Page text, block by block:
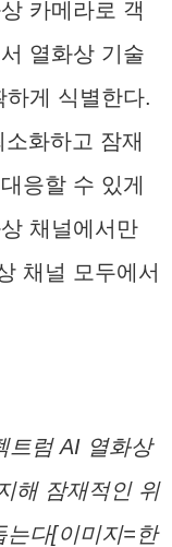
카메라로 객
열화상 기술
게 식별한다.
화하고 잠재
응할 수 있게
채널에서만
채널 모두에서
트럼 AI 열화상
해 잠재적인 위
는다[이미지=한